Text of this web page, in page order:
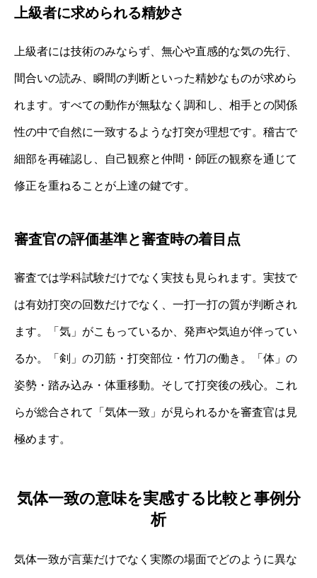
上級者に求められる精妙さ
上級者には技術のみならず、無心や直感的な気の先行、
間合いの読み、瞬間の判断といった精妙なものが求めら
れます。すべての動作が無駄なく調和し、相手との関係
性の中で自然に一致するような打突が理想です。稽古で
細部を再確認し、自己観察と仲間・師匠の観察を通じて
修正を重ねることが上達の鍵です。
審査官の評価基準と審査時の着目点
審査では学科試験だけでなく実技も見られます。実技で
は有効打突の回数だけでなく、一打一打の質が判断され
ます。「気」がこもっているか、発声や気迫が伴ってい
るか。「剣」の刃筋・打突部位・竹刀の働き。「体」の
姿勢・踏み込み・体重移動。そして打突後の残心。これ
らが総合されて「気体一致」が見られるかを審査官は見
極めます。
気体一致の意味を実感する比較と事例分
析
気体一致が言葉だけでなく実際の場面でどのように異な